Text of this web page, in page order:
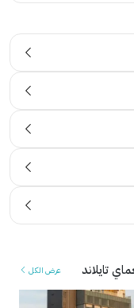
تايلاند عرض الكل